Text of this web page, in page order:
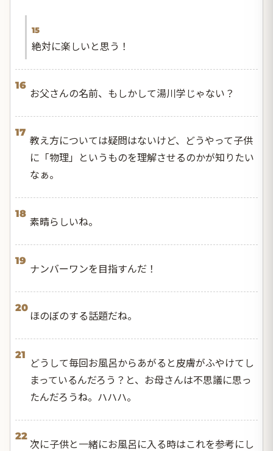
15
絶対に楽しいと思う！
16
お父さんの名前、もしかして湯川学じゃない？
17
教え方については疑問はないけど、どうやって子供
に「物理」というものを理解させるのかが知りたい
なぁ。
18
素晴らしいね。
19
ナンバーワンを目指すんだ！
20
ほのぼのする話題だね。
21
どうして毎回お風呂からあがると皮膚がふやけてし
まっているんだろう？と、お母さんは不思議に思っ
たんだろうね。ハハハ。
22
次に子供と一緒にお風呂に入る時はこれを参考にし